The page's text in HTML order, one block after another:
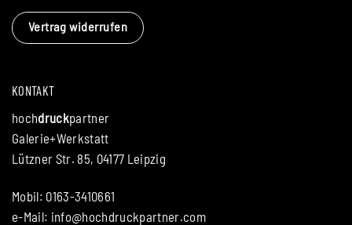
KONTAKT
hochdruckpartner
Galerie+Werkstatt
Lützner Str. 85, 04177 Leipzig
Mobil: 0163-3410661
e-Mail: info@hochdruckpartner.com
Vertrag widerrufen